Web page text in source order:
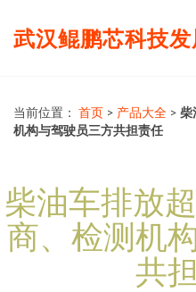
武汉鲲鹏芯科技
当前位置： 首页 > 产品大全 > 柴
机构与驾驶员三方共担责任
柴油车排放
商、检测机
共